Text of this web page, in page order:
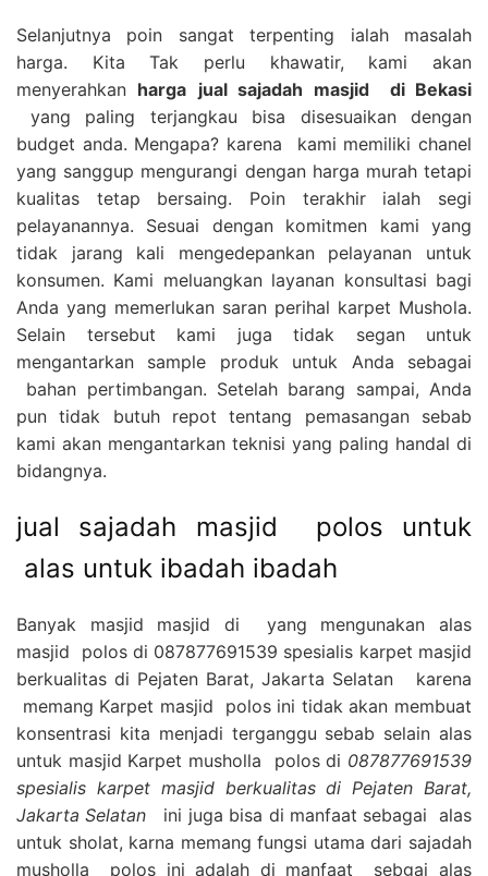
Selanjutnya poin sangat terpenting ialah masalah
harga. Kita Tak perlu khawatir, kami akan
menyerahkan harga jual sajadah masjid
di Bekasi
yang paling terjangkau bisa disesuaikan dengan
budget anda. Mengapa? karena kami memiliki chanel
yang sanggup mengurangi dengan harga murah tetapi
kualitas tetap bersaing. Poin terakhir ialah segi
pelayanannya. Sesuai dengan komitmen kami yang
tidak jarang kali mengedepankan pelayanan untuk
konsumen. Kami meluangkan layanan konsultasi bagi
Anda yang memerlukan saran perihal karpet Mushola.
Selain tersebut kami juga tidak segan untuk
mengantarkan sample produk untuk Anda sebagai
bahan pertimbangan. Setelah barang sampai, Anda
pun tidak butuh repot tentang pemasangan sebab
kami akan mengantarkan teknisi yang paling handal di
bidangnya.
jual sajadah masjid polos untuk
alas untuk ibadah ibadah
Banyak masjid masjid di yang mengunakan alas
masjid polos di 087877691539 spesialis karpet masjid
berkualitas di Pejaten Barat, Jakarta Selatan karena
memang Karpet masjid polos ini tidak akan membuat
konsentrasi kita menjadi terganggu sebab selain alas
untuk masjid Karpet musholla polos di 087877691539
spesialis karpet masjid berkualitas di Pejaten Barat,
Jakarta Selatan
ini juga bisa di manfaat sebagai alas
untuk sholat, karna memang fungsi utama dari sajadah
musholla polos ini adalah di manfaat sebgai alas